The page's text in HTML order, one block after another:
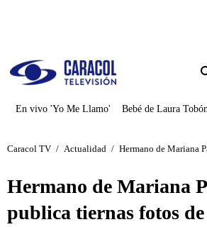
En vivo 'Yo Me Llamo' Bebé de Laura
Caracol TV / Actualidad / Hermano de Mariana
Hermano de Mariana
publica tiernas fotos